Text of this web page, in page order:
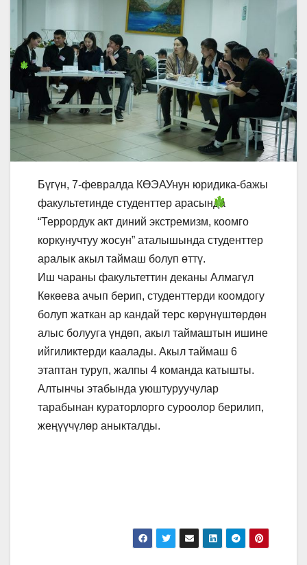
Бүгүн, 7-февралда КӨЭАУнун юридика-бажы
факультетинде студенттер арасында
“Террордук акт диний экстремизм, коомго
коркунучтуу жосун” аталышында студенттер
аралык акыл таймаш болуп өттү.
Иш чараны факультеттин деканы Алмагүл
Көкөева ачып берип, студенттерди коомдогу
болуп жаткан ар кандай терс көрүнүштөрдөн
алыс болууга үндөп, акыл таймаштын ишине
ийгиликтерди каалады. Акыл таймаш 6
этаптан туруп, жалпы 4 команда катышты.
Алтынчы этабында уюштуруучулар
тарабынан кураторлорго суроолор берилип,
жеңүүчүлөр аныкталды.